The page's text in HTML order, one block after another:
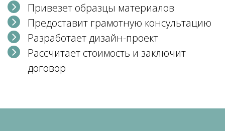
Привезет образцы материалов
Предоставит грамотную консультацию
Разработает дизайн-проект
Рассчитает стоимость и заключит
договор